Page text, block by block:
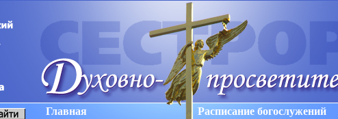
Главная Расписание богослужений